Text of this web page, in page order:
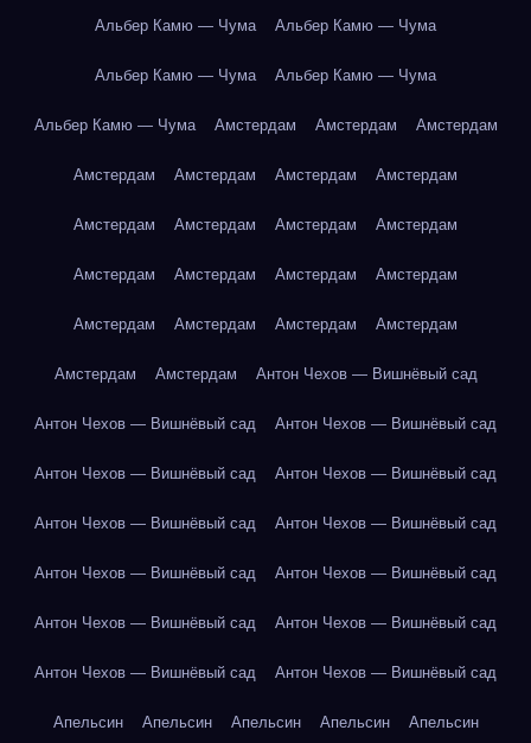
Альбер Камю — Чума Альбер Камю — Чума
Альбер Камю — Чума Альбер Камю — Чума
Альбер Камю — Чума Амстердам Амстердам Амстердам
Амстердам Амстердам Амстердам Амстердам
Амстердам Амстердам Амстердам Амстердам
Амстердам Амстердам Амстердам Амстердам
Амстердам Амстердам Амстердам Амстердам
Амстердам Амстердам Антон Чехов — Вишнёвый сад
Антон Чехов — Вишнёвый сад Антон Чехов — Вишнёвый сад
Антон Чехов — Вишнёвый сад Антон Чехов — Вишнёвый сад
Антон Чехов — Вишнёвый сад Антон Чехов — Вишнёвый сад
Антон Чехов — Вишнёвый сад Антон Чехов — Вишнёвый сад
Антон Чехов — Вишнёвый сад Антон Чехов — Вишнёвый сад
Антон Чехов — Вишнёвый сад Антон Чехов — Вишнёвый сад
Апельсин Апельсин Апельсин Апельсин Апельсин